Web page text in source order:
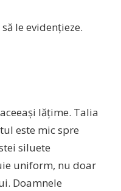
să le evidenţieze.
aceeaşi lăţime. Talia
este mic spre
siluete
uniform, nu doar
Doamnele